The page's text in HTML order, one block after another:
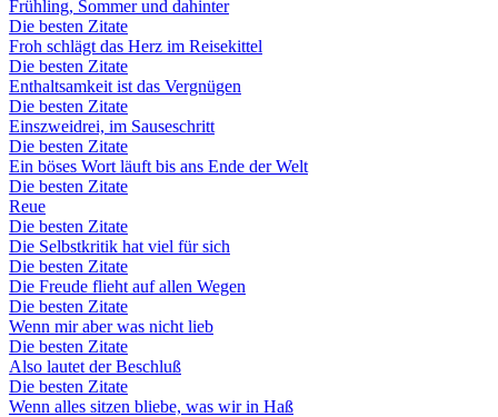
Frühling, Sommer und dahinter
Die besten Zitate
Froh schlägt das Herz im Reisekittel
Die besten Zitate
Enthaltsamkeit ist das Vergnügen
Die besten Zitate
Einszweidrei, im Sauseschritt
Die besten Zitate
Ein böses Wort läuft bis ans Ende der Welt
Die besten Zitate
Reue
Die besten Zitate
Die Selbstkritik hat viel für sich
Die besten Zitate
Die Freude flieht auf allen Wegen
Die besten Zitate
Wenn mir aber was nicht lieb
Die besten Zitate
Also lautet der Beschluß
Die besten Zitate
Wenn alles sitzen bliebe, was wir in Haß